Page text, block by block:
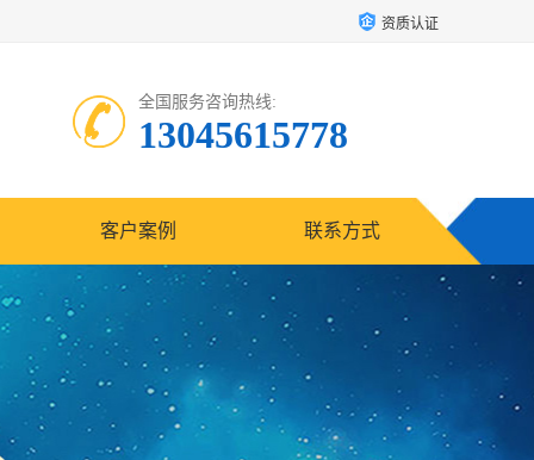
资质认证
全国服务咨询热线:
13045615778
客户案例 联系方式